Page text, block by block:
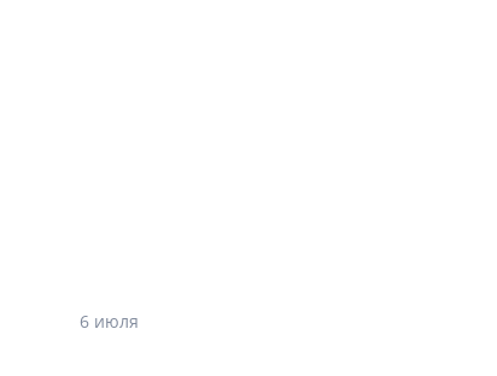
6 июля